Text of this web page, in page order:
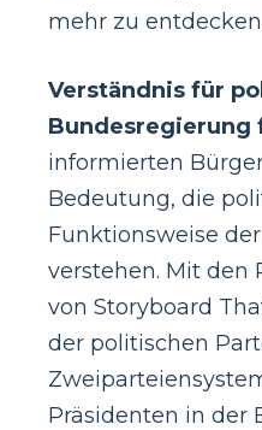
mehr zu
Verständnis für
Bundesregierung
informierten
Bedeutung, die
Funktionsweise
verstehen. Mit den
von Storyboard
der politischen
Präsidenten in der